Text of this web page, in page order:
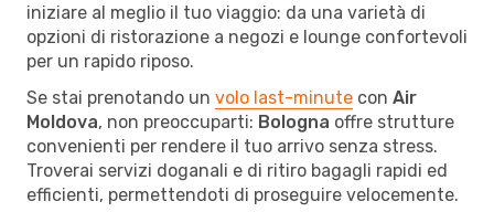
iniziare al meglio il tuo viaggio: da una varietà di
opzioni di ristorazione a negozi e lounge confortevoli
per un rapido riposo.
Se stai prenotando un volo last-minute con Air
Moldova, non preoccuparti: Bologna offre strutture
convenienti per rendere il tuo arrivo senza stress.
Troverai servizi doganali e di ritiro bagagli rapidi ed
efficienti, permettendoti di proseguire velocemente.